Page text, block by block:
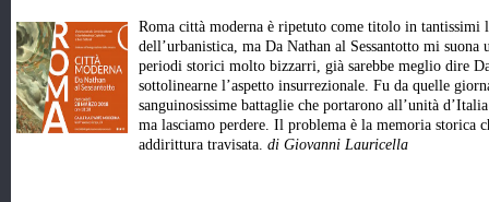
Roma città moderna è ripetuto come titolo in tantissimi
dell’urbanistica, ma Da Nathan al Sessantotto mi
periodi storici molto bizzarri, già sarebbe meglio dire
sottolinearne l’aspetto insurrezionale. Fu da quelle
sanguinosissime battaglie che portarono all’unità
ma lasciamo perdere. Il problema è la memoria storica
addirittura travisata. di Giovanni Lauricella